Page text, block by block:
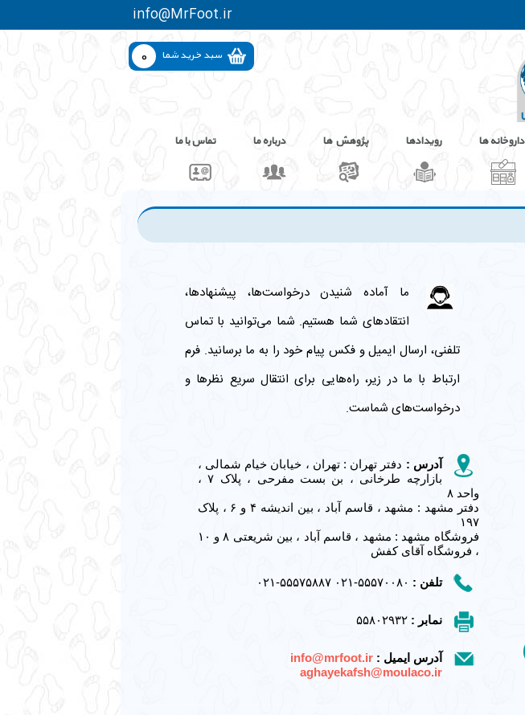
info@MrFoot.ir
0
سبد خرید شما
داروخانه ها رویدادها پژوهش ها درباره ما تماس با ما
ما آماده شنیدن درخواست‌ها، پیشنهادها،
انتقادهای ‌شما هستیم. شما می‌توانید با تماس
تلفنی، ارسال ایمیل و فکس پیام خود را به ما برسانید. فرم‌
ارتباط با ما در زیر، راه‌هایی برای انتقال سریع نظرها و
درخواست‌های شماست.
آدرس : دفتر تهران : تهران ، خیابان خیام شمالی ،
بازارچه طرخانی ، بن بست مفرحی ، پلاک ۷ ،
واحد ۸
دفتر مشهد : مشهد ، قاسم آباد ، بین اندیشه ۴ و ۶ ، پلاک
۱۹۷
فروشگاه مشهد : مشهد ، قاسم آباد ، بین شریعتی ۸ و ۱۰
، فروشگاه آقای کفش
تلفن : ۵۵۵۷۰۰۸۰-۰۲۱ ۵۵۵۷۵۸۸۷-۰۲۱
نمابر :۵۵۸۰۲۹۳۲
آدرس ایمیل :info@mrfoot.ir
aghayekafsh@moulaco.ir